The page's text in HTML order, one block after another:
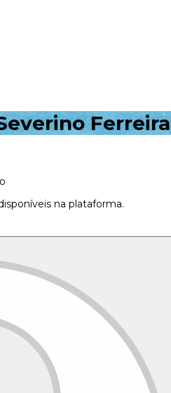
Ferreira
na plataforma.